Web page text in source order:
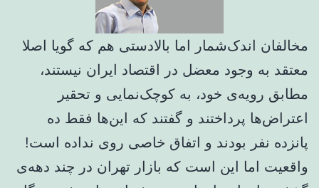
مخالفان اندک‌شمار اما بالادستی هم که گویا اصلا
معتقد به وجود معضل در اقتصاد ایران نیستند،
مطابق رویه‌ی خود، به کوچک‌نمایی و تحقیر
اعتراض‌ها پرداختند و گفتند که این‌ها فقط ده
پانزده نفر بودند و اتفاق خاصی روی نداده است!
واقعیت اما این است که بازار تهران در چند دهه‌ی